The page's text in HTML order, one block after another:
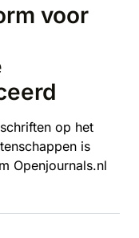
voor
op het
is
Openjournals.nl